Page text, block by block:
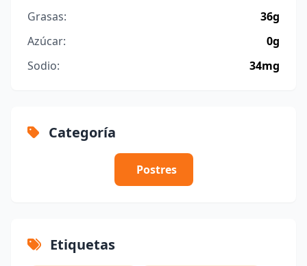
Grasas:
36g
Azúcar:
0g
Sodio:
34mg
Categoría
Postres
Etiquetas